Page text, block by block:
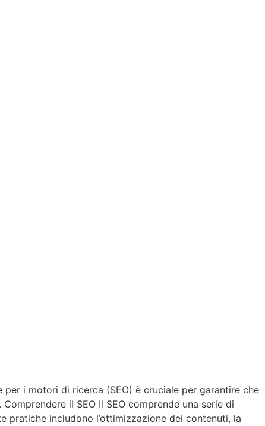
i motori di ricerca (SEO) è cruciale per garantire che
il SEO Il SEO comprende una serie di
includono l’ottimizzazione dei contenuti, la